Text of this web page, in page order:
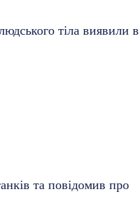
тіла виявили в
та повідомив про